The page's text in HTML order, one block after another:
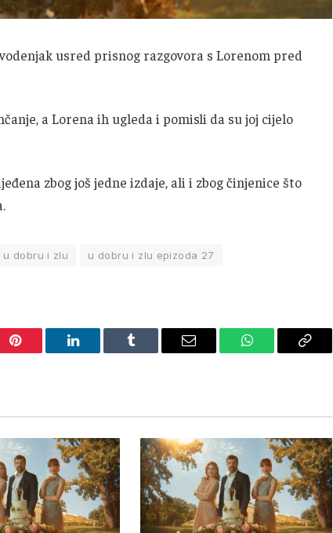
usred prisnog razgovora s Lorenom pred
a Lorena ih ugleda i pomisli da su joj cijelo
zbog još jedne izdaje, ali i zbog činjenice što
u dobru i zlu
u dobru i zlu epizoda 27
Pinterest LinkedIn Tumblr Email WhatsAppCopy